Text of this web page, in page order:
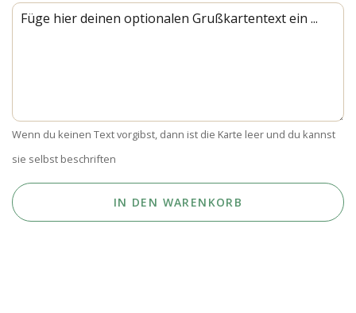
Wenn du keinen Text vorgibst, dann ist die Karte leer und du kannst
sie selbst beschriften
IN DEN WARENKORB